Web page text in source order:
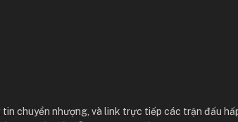
chuyển nhượng, và link trực tiếp các trận đấu